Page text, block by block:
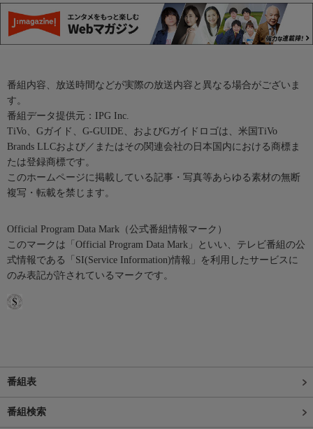
番組内容、放送時間などが実際の放送内容と異なる場合がございま
す。
番組データ提供元：IPG Inc.
TiVo、Gガイド、G-GUIDE、およびGガイドロゴは、米国TiVo
Brands LLCおよび／またはその関連会社の日本国内における商標ま
たは登録商標です。
このホームページに掲載している記事・写真等あらゆる素材の無断
複写・転載を禁じます。
Official Program Data Mark（公式番組情報マーク）
このマークは「Official Program Data Mark」といい、テレビ番組の公
式情報である「SI(Service Information)情報」を利用したサービスに
のみ表記が許されているマークです。
番組表
番組検索